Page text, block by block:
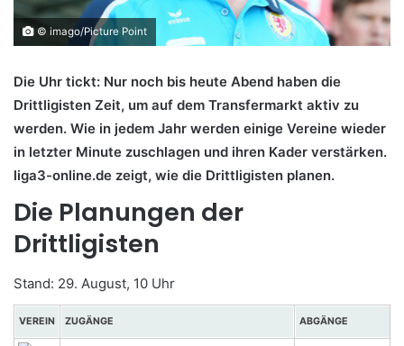
© imago/Picture Point
Die Uhr tickt: Nur noch bis heute Abend haben die
Drittligisten Zeit, um auf dem Transfermarkt aktiv zu
werden. Wie in jedem Jahr werden einige Vereine wieder
in letzter Minute zuschlagen und ihren Kader verstärken.
liga3-online.de zeigt, wie die Drittligisten planen.
Die Planungen der
Drittligisten
Stand: 29. August, 10 Uhr
VEREIN ZUGÄNGE ABGÄNGE